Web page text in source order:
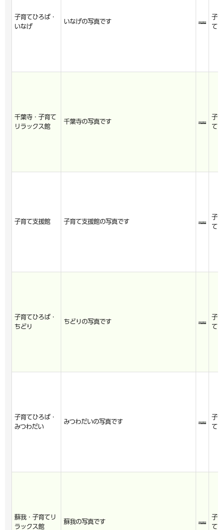
子育てひろば・
いなげ
いなげの写真です
子育
て
千葉寺・子育て
リラックス館
千葉寺の写真です
子育
て
子育て支援館 子育て支援館の写真です
子育
て
子育てひろば・
ちどり
ちどりの写真です
子育
て
子育てひろば・
みつわだい
みつわだいの写真です
子育
て
蘇我・子育てリ
ラックス館
蘇我の写真です
子育
て